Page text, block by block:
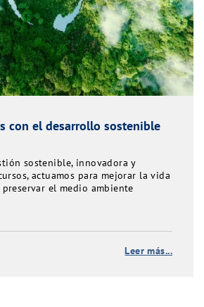
con el desarrollo sostenible
sostenible, innovadora y
actuamos para mejorar la vida
el medio ambiente
Leer más...